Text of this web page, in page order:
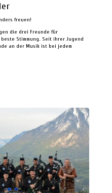
freuen!
die drei Freunde für
Stimmung. Seit ihrer Jugend
an der Musik ist bei jedem